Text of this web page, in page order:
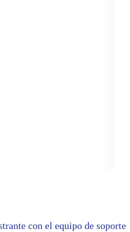
con el equipo de soporte